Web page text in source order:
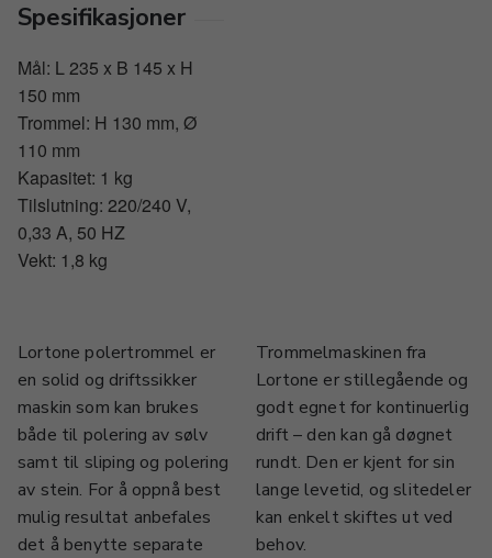
Spesifikasjoner
Mål: L 235 x B 145 x H
150 mm
Trommel: H 130 mm, Ø
110 mm
Kapasitet: 1 kg
Tilslutning: 220/240 V,
0,33 A, 50 HZ
Vekt: 1,8 kg
Lortone polertrommel er
en solid og driftssikker
maskin som kan brukes
både til polering av sølv
samt til sliping og polering
av stein. For å oppnå best
mulig resultat anbefales
det å benytte separate
Trommelmaskinen fra
Lortone er stillegående og
godt egnet for kontinuerlig
drift – den kan gå døgnet
rundt. Den er kjent for sin
lange levetid, og slitedeler
kan enkelt skiftes ut ved
behov.